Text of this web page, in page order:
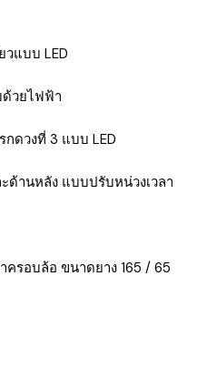
วแบบ LED
วยไฟฟ้า
กดวงที่ 3 แบบ LED
านหลัง แบบปรับหน่วงเวลา
ครอบล้อ ขนาดยาง 165 / 65